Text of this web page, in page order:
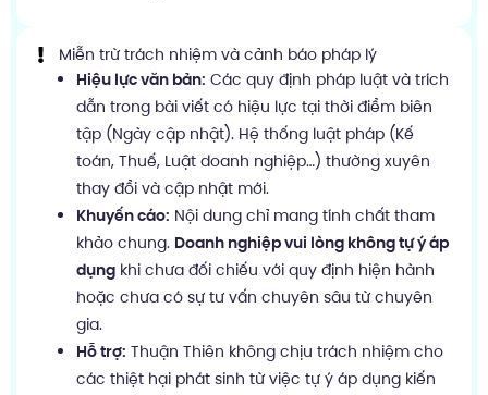
Miễn trừ trách nhiệm và cảnh báo pháp lý
Hiệu lực văn bản: Các quy định pháp luật và trích
dẫn trong bài viết có hiệu lực tại thời điểm biên
tập (Ngày cập nhật). Hệ thống luật pháp (Kế
toán, Thuế, Luật doanh nghiệp…) thường xuyên
thay đổi và cập nhật mới.
Khuyến cáo: Nội dung chỉ mang tính chất tham
khảo chung. Doanh nghiệp vui lòng không tự ý áp
dụng khi chưa đối chiếu với quy định hiện hành
hoặc chưa có sự tư vấn chuyên sâu từ chuyên
gia.
Hỗ trợ: Thuận Thiên không chịu trách nhiệm cho
các thiệt hại phát sinh từ việc tự ý áp dụng kiến